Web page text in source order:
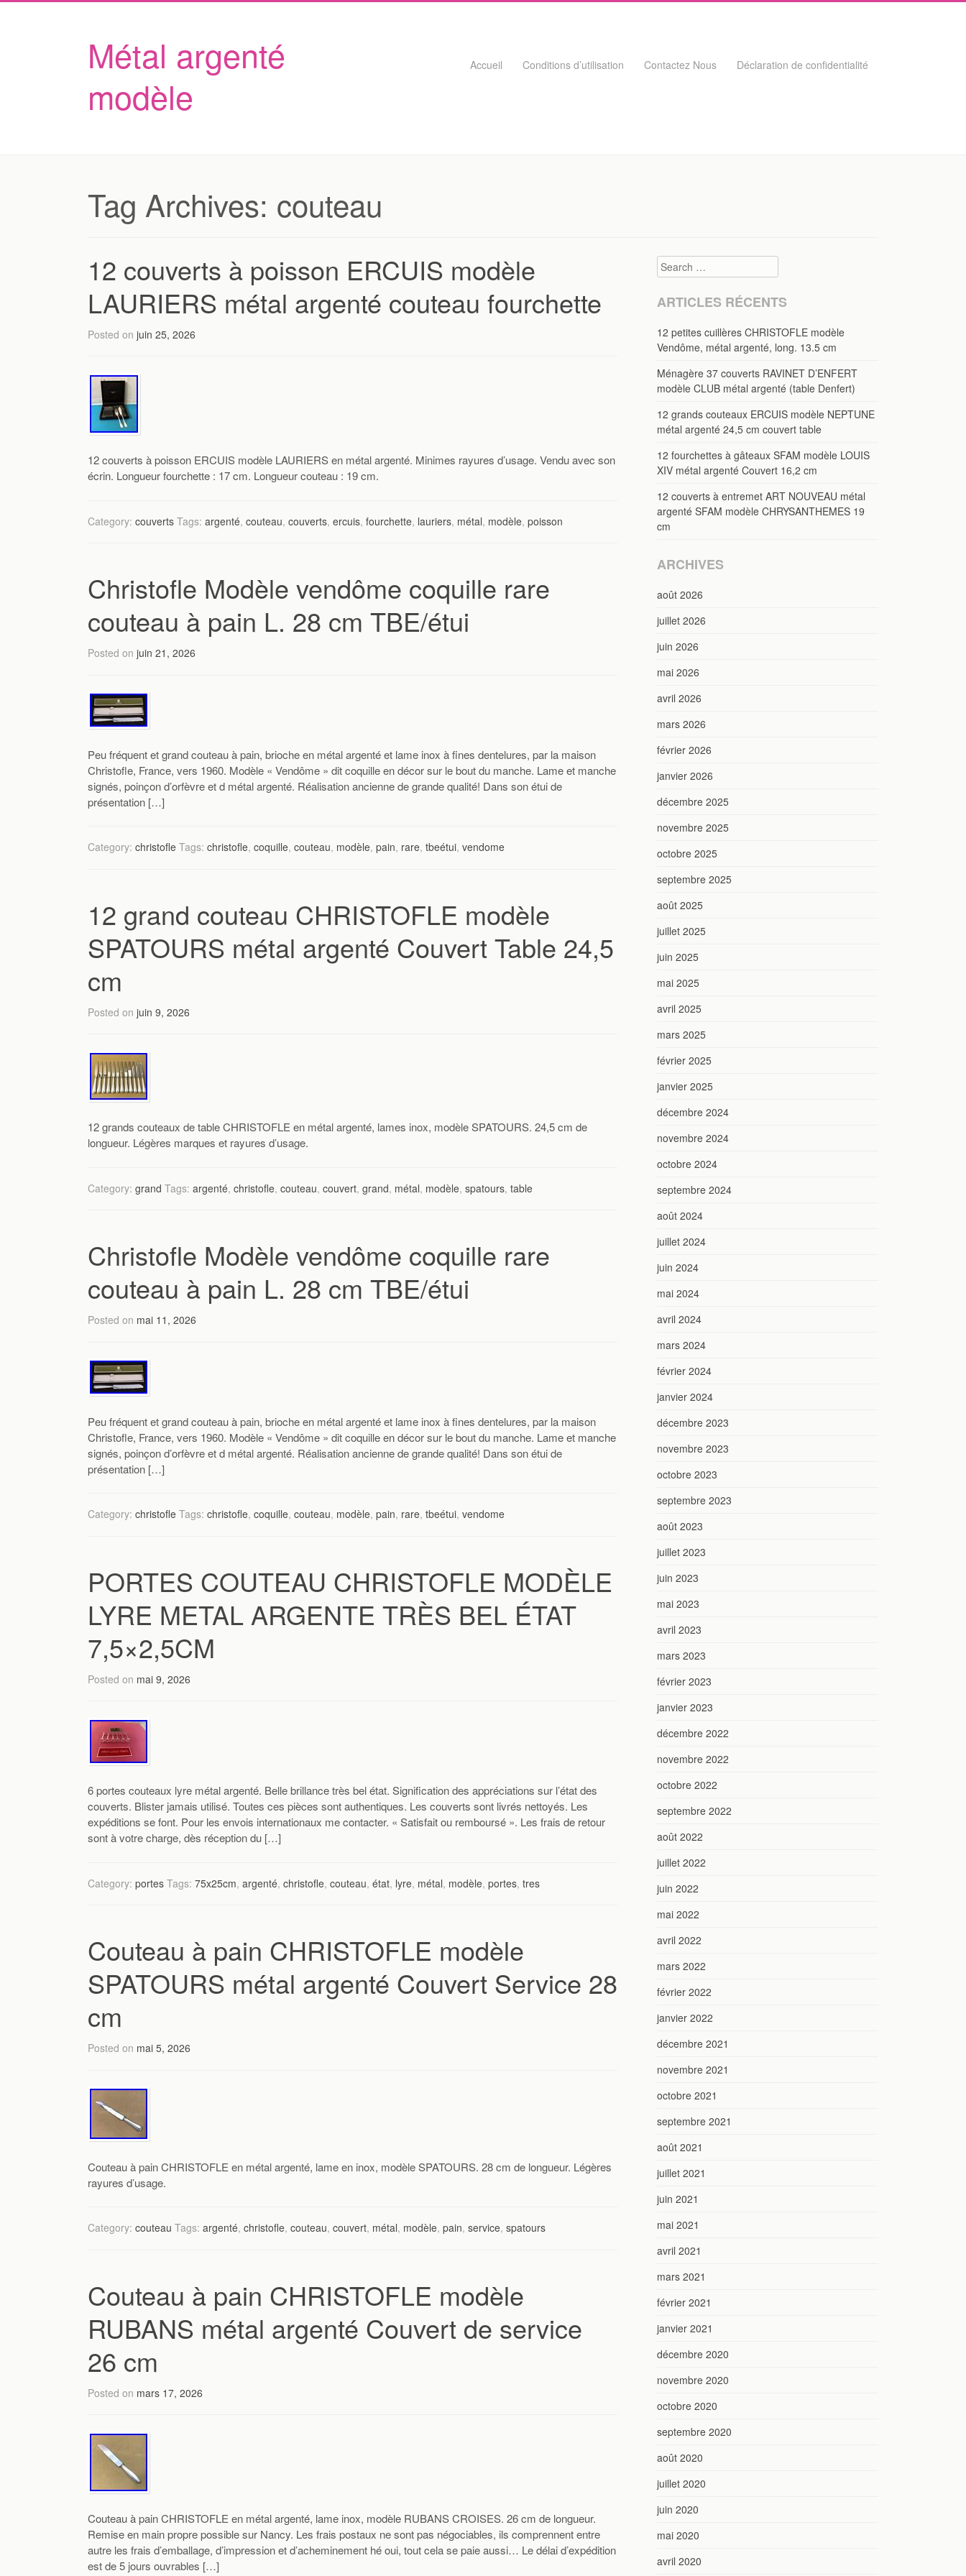
Métal argenté
modèle
Skip to content
Accueil Conditions d’utilisation Contactez Nous Déclaration de confidentialité
Tag Archives: couteau
12 couverts à poisson ERCUIS modèle
LAURIERS métal argenté couteau fourchette
Posted on juin 25, 2026
12 couverts à poisson ERCUIS modèle LAURIERS en métal argenté. Minimes rayures d’usage. Vendu avec son
écrin. Longueur fourchette : 17 cm. Longueur couteau : 19 cm.
Category: couverts Tags: argenté, couteau, couverts, ercuis, fourchette, lauriers, métal, modèle, poisson
Christofle Modèle vendôme coquille rare
couteau à pain L. 28 cm TBE/étui
Posted on juin 21, 2026
Peu fréquent et grand couteau à pain, brioche en métal argenté et lame inox à fines dentelures, par la maison
Christofle, France, vers 1960. Modèle « Vendôme » dit coquille en décor sur le bout du manche. Lame et manche
signés, poinçon d’orfèvre et d métal argenté. Réalisation ancienne de grande qualité! Dans son étui de
présentation […]
Category: christofle Tags: christofle, coquille, couteau, modèle, pain, rare, tbeétui, vendome
12 grand couteau CHRISTOFLE modèle
SPATOURS métal argenté Couvert Table 24,5
cm
Posted on juin 9, 2026
12 grands couteaux de table CHRISTOFLE en métal argenté, lames inox, modèle SPATOURS. 24,5 cm de
longueur. Légères marques et rayures d’usage.
Category: grand Tags: argenté, christofle, couteau, couvert, grand, métal, modèle, spatours, table
Christofle Modèle vendôme coquille rare
couteau à pain L. 28 cm TBE/étui
Posted on mai 11, 2026
Peu fréquent et grand couteau à pain, brioche en métal argenté et lame inox à fines dentelures, par la maison
Christofle, France, vers 1960. Modèle « Vendôme » dit coquille en décor sur le bout du manche. Lame et manche
signés, poinçon d’orfèvre et d métal argenté. Réalisation ancienne de grande qualité! Dans son étui de
présentation […]
Category: christofle Tags: christofle, coquille, couteau, modèle, pain, rare, tbeétui, vendome
PORTES COUTEAU CHRISTOFLE MODÈLE
LYRE METAL ARGENTE TRÈS BEL ÉTAT
7,5×2,5CM
Posted on mai 9, 2026
6 portes couteaux lyre métal argenté. Belle brillance très bel état. Signification des appréciations sur l’état des
couverts. Blister jamais utilisé. Toutes ces pièces sont authentiques. Les couverts sont livrés nettoyés. Les
expéditions se font. Pour les envois internationaux me contacter. « Satisfait ou remboursé ». Les frais de retour
sont à votre charge, dès réception du […]
Category: portes Tags: 75x25cm, argenté, christofle, couteau, état, lyre, métal, modèle, portes, tres
Couteau à pain CHRISTOFLE modèle
SPATOURS métal argenté Couvert Service 28
cm
Posted on mai 5, 2026
Couteau à pain CHRISTOFLE en métal argenté, lame en inox, modèle SPATOURS. 28 cm de longueur. Légères
rayures d’usage.
Category: couteau Tags: argenté, christofle, couteau, couvert, métal, modèle, pain, service, spatours
Couteau à pain CHRISTOFLE modèle
RUBANS métal argenté Couvert de service
26 cm
Posted on mars 17, 2026
Couteau à pain CHRISTOFLE en métal argenté, lame inox, modèle RUBANS CROISES. 26 cm de longueur.
Remise en main propre possible sur Nancy. Les frais postaux ne sont pas négociables, ils comprennent entre
autre les frais d’emballage, d’impression et d’acheminement hé oui, tout cela se paie aussi… Le délai d’expédition
est de 5 jours ouvrables […]
Search
ARTICLES RÉCENTS
12 petites cuillères CHRISTOFLE modèle
Vendôme, métal argenté, long. 13.5 cm
Ménagère 37 couverts RAVINET D’ENFERT
modèle CLUB métal argenté (table Denfert)
12 grands couteaux ERCUIS modèle NEPTUNE
métal argenté 24,5 cm couvert table
12 fourchettes à gâteaux SFAM modèle LOUIS
XIV métal argenté Couvert 16,2 cm
12 couverts à entremet ART NOUVEAU métal
argenté SFAM modèle CHRYSANTHEMES 19
cm
ARCHIVES
août 2026
juillet 2026
juin 2026
mai 2026
avril 2026
mars 2026
février 2026
janvier 2026
décembre 2025
novembre 2025
octobre 2025
septembre 2025
août 2025
juillet 2025
juin 2025
mai 2025
avril 2025
mars 2025
février 2025
janvier 2025
décembre 2024
novembre 2024
octobre 2024
septembre 2024
août 2024
juillet 2024
juin 2024
mai 2024
avril 2024
mars 2024
février 2024
janvier 2024
décembre 2023
novembre 2023
octobre 2023
septembre 2023
août 2023
juillet 2023
juin 2023
mai 2023
avril 2023
mars 2023
février 2023
janvier 2023
décembre 2022
novembre 2022
octobre 2022
septembre 2022
août 2022
juillet 2022
juin 2022
mai 2022
avril 2022
mars 2022
février 2022
janvier 2022
décembre 2021
novembre 2021
octobre 2021
septembre 2021
août 2021
juillet 2021
juin 2021
mai 2021
avril 2021
mars 2021
février 2021
janvier 2021
décembre 2020
novembre 2020
octobre 2020
septembre 2020
août 2020
juillet 2020
juin 2020
mai 2020
avril 2020